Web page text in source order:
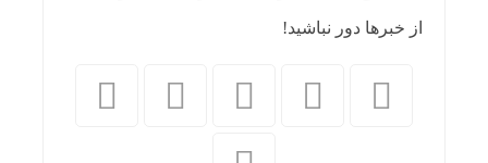
از خبرها دور نباشید!